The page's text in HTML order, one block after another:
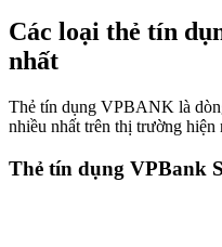
Các loại thẻ tín
nhất
Thẻ tín dụng VPBANK là
nhiều nhất trên thị trường hiện
Thẻ tín dụng VPBank